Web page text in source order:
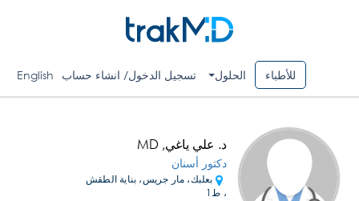
للأطباء الحلول تسجيل الدخول/ انشاء حساب English
د. علي ياغي, MD
دكتور أسنان
بعلبك، مار جريس، بناية الطقش
، ط1